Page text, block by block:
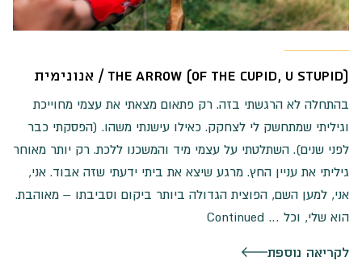
(The Arrow (of the cupid, u stupid / אנונימית
בהתחלה לא הרגשתי בזה. רק פתאום מצאתי את עצמי מחוייכת
וגיליתי שמתחשק לי לצחקק. כאילו עישנתי משהו. (הפסקתי כבר
לפני שנים). השתלטתי על עצמי מיד והמשכנו ללכת. רק יותר מאוחר
גיליתי את עניין החץ. מרגע שיצא את ביתי ידעתי שזה אבוד. אני,
אני, למען השם, הפוצית הגדולה ביותר ביקום וסביבתו – מאוהבת.
הוא שלי, וכל … Continued
לקריאה נוספת